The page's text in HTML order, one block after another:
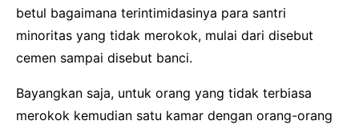
betul bagaimana terintimidasinya para santri
minoritas yang tidak merokok, mulai dari disebut
cemen sampai disebut banci.
Bayangkan saja, untuk orang yang tidak terbiasa
merokok kemudian satu kamar dengan orang-orang